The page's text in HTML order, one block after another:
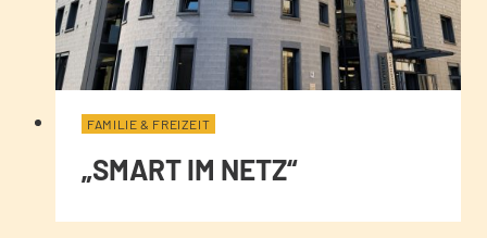
FAMILIE & FREIZEIT
„SMART IM NETZ“